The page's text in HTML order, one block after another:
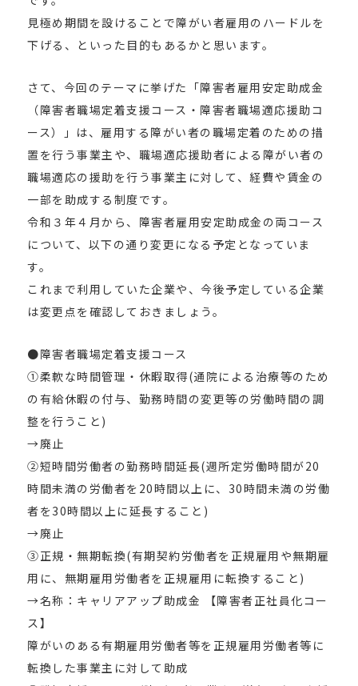
見極め期間を設けることで障がい者雇用のハードルを
下げる、といった目的もあるかと思います。
さて、今回のテーマに挙げた「障害者雇用安定助成金
（障害者職場定着支援コース・障害者職場適応援助コ
ース）」は、雇用する障がい者の職場定着のための措
置を行う事業主や、職場適応援助者による障がい者の
職場適応の援助を行う事業主に対して、経費や賃金の
一部を助成する制度です。
令和３年４月から、障害者雇用安定助成金の両コース
について、以下の通り変更になる予定となっていま
す。
これまで利用していた企業や、今後予定している企業
は変更点を確認しておきましょう。
●障害者職場定着支援コース
①柔軟な時間管理・休暇取得(通院による治療等のため
の有給休暇の付与、勤務時間の変更等の労働時間の調
整を行うこと)
→廃止
②短時間労働者の勤務時間延長(週所定労働時間が20
時間未満の労働者を20時間以上に、30時間未満の労働
者を30時間以上に延長すること)
→廃止
③正規・無期転換(有期契約労働者を正規雇用や無期雇
用に、無期雇用労働者を正規雇用に転換すること)
→名称：キャリアアップ助成金 【障害者正社員化コー
ス】
障がいのある有期雇用労働者等を正規雇用労働者等に
転換した事業主に対して助成